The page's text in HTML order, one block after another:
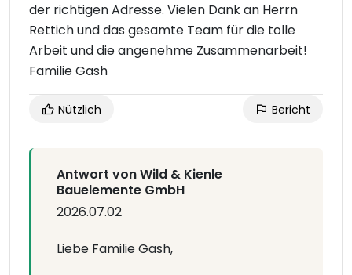
der richtigen Adresse. Vielen Dank an Herrn
Rettich und das gesamte Team für die tolle
Arbeit und die angenehme Zusammenarbeit!
Familie Gash
Nützlich Bericht
Antwort von Wild & Kienle
Bauelemente GmbH
2026.07.02
Liebe Familie Gash,